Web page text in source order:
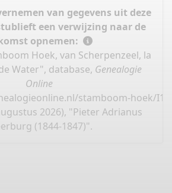
van gegevens uit deze
een verwijzing naar de
opnemen:
Hoek, van Scherpenzeel, la
Water", database, Genealogie
Online
stamboom-hoek/
2026), "Pieter Adrianus
(1844-1847)".